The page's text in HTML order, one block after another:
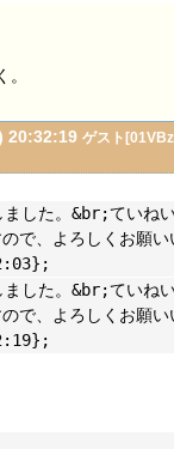
。
20:32:19 ゲスト
した。&br;ていね
ので、よろしくお
した。&br;ていね
ので、よろしくお